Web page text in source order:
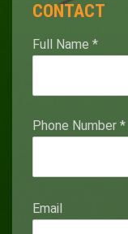
CONTACT
Full Name *
Phone Number *
Email